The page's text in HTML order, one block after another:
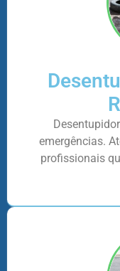
emergências.
profissionais